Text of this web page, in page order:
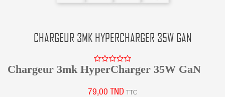
CHARGEUR 3MK HYPERCHARGER 35W GAN
Chargeur 3mk HyperCharger 35W GaN
79,00 TND TTC